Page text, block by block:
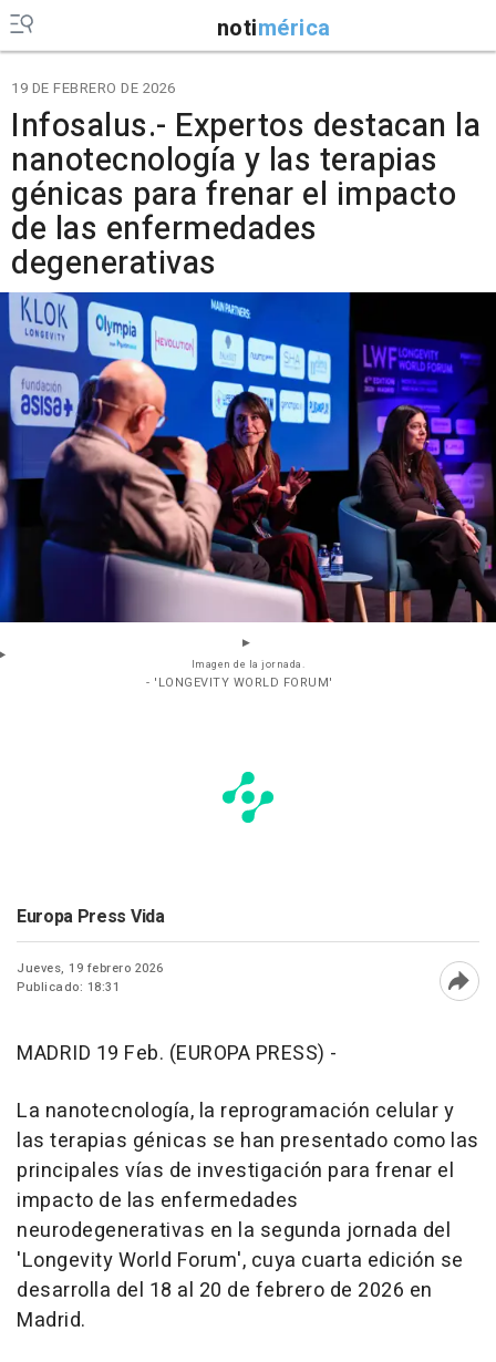
notimérica
19 DE FEBRERO DE 2026
Infosalus.- Expertos destacan la
nanotecnología y las terapias
génicas para frenar el impacto
de las enfermedades
degenerativas
Imagen de la jornada.
- 'LONGEVITY WORLD FORUM'
Europa Press Vida
Jueves, 19 febrero 2026
Publicado: 18:31
MADRID 19 Feb. (EUROPA PRESS) -
La nanotecnología, la reprogramación celular y
las terapias génicas se han presentado como las
principales vías de investigación para frenar el
impacto de las enfermedades
neurodegenerativas en la segunda jornada del
'Longevity World Forum', cuya cuarta edición se
desarrolla del 18 al 20 de febrero de 2026 en
Madrid.